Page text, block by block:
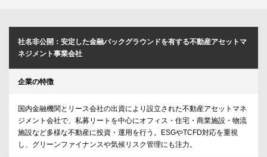
社名非公開：安定した金融バックグラウンドを有する不動産アセットマ
ネジメント事業会社
企業の特徴
国内金融機関とリース会社の出資により設立された不動産アセットマネ
ジメント会社で、私募リートを中心にオフィス・住宅・商業施設・物流
施設など多様な不動産に投資・運用を行う。ESGやTCFD対応を重視
し、グリーンファイナンスや気候リスク管理にも注力。